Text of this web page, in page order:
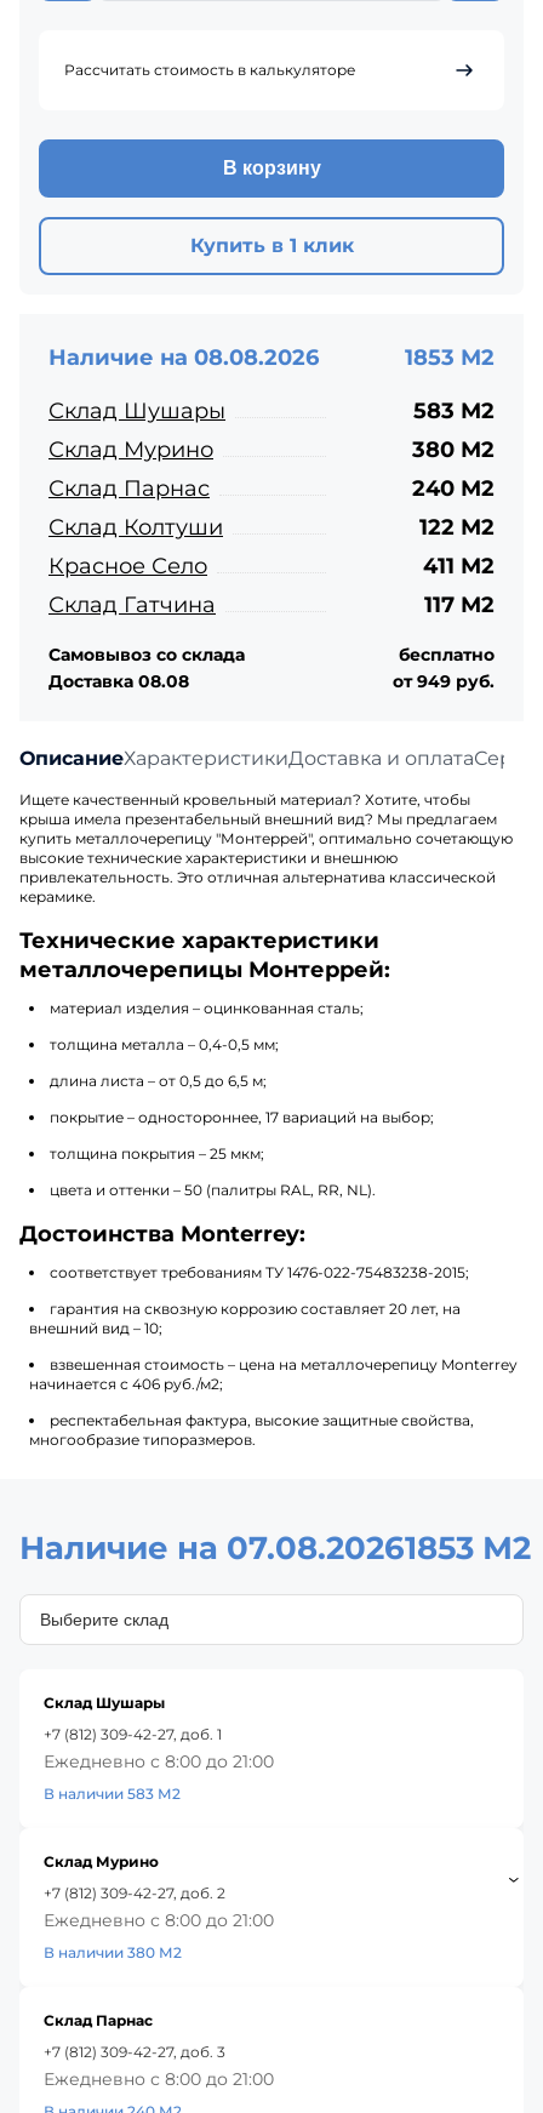
ОписаниеХарактеристикиДоставка и оплата
Ищете качественный кровельный материал? Хотите, чтобы
крыша имела презентабельный внешний вид? Мы предлагаем
купить металлочерепицу "Монтеррей", оптимально сочетающую
высокие технические характеристики и внешнюю
привлекательность. Это отличная альтернатива классической
керамике.
Технические характеристики
металлочерепицы Монтеррей:
материал изделия – оцинкованная сталь;
толщина металла – 0,4-0,5 мм;
длина листа – от 0,5 до 6,5 м;
покрытие – одностороннее, 17 вариаций на выбор;
толщина покрытия – 25 мкм;
цвета и оттенки – 50 (палитры RAL, RR, NL).
Достоинства Monterrey:
соответствует требованиям ТУ 1476-022-75483238-2015;
гарантия на сквозную коррозию составляет 20 лет, на
внешний вид – 10;
взвешенная стоимость – цена на металлочерепицу Monterrey
начинается с 406 руб./м2;
респектабельная фактура, высокие защитные свойства,
многообразие типоразмеров.
Рассчитать стоимость в калькуляторе
В корзину
Купить в 1 клик
Наличие на 08.08.2026
1853 М2
Склад Шушары
583 М2
Склад Мурино
380 М2
Склад Парнас
240 М2
Склад Колтуши
122 М2
Красное Село
411 М2
Склад Гатчина
117 М2
Самовывоз со склада
бесплатно
Доставка 08.08
от 949 руб.
Наличие на 07.08.20261853 М2
Склад Шушары
+7 (812) 309-42-27, доб. 1
Ежедневно с 8:00 до 21:00
В наличии 583 М2
Склад Мурино
+7 (812) 309-42-27, доб. 2
Ежедневно с 8:00 до 21:00
В наличии 380 М2
Склад Парнас
+7 (812) 309-42-27, доб. 3
Ежедневно с 8:00 до 21:00